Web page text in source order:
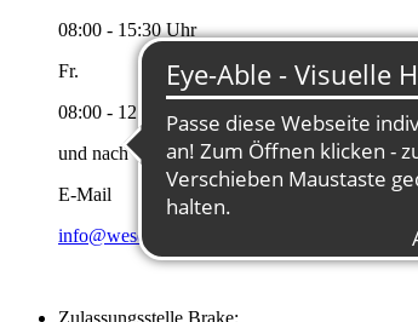
08:00 - 15:30 Uhr
Fr.
08:00 - 12:00 Uhr
und nach Vereinbarung
E-Mail
info@wesermarsch.de
Zulassungsstelle Brake: